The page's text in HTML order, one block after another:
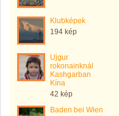
Klubképek
194 kép
Ujgur
rokonainknál
Kashgarban
Kína
42 kép
Baden bei Wien